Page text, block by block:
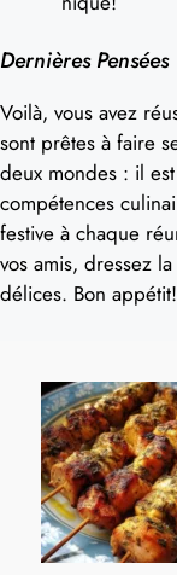
Dernières Pensées
Voilà, vous avez
sont prêtes à faire
deux mondes : il
compétences
festive à chaque
vos amis, dressez
délices. Bon